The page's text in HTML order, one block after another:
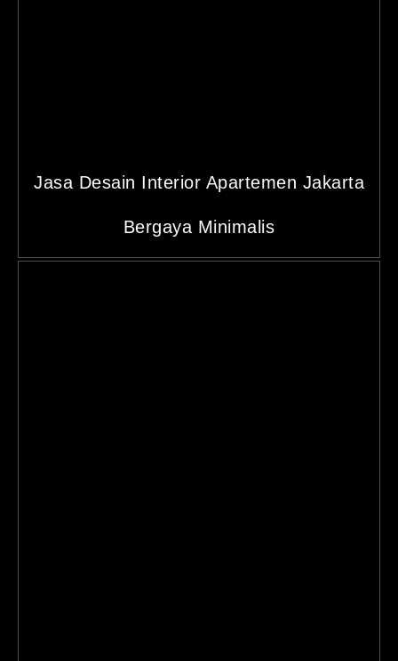
Jasa Desain Interior Apartemen Jakarta
Bergaya Minimalis